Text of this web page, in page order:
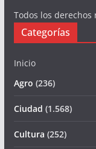
Todos los
Categorías
Inicio
Agro (236)
Ciudad (1.568)
Cultura (252)